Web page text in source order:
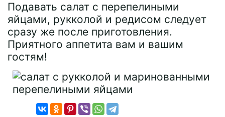
Подавать салат с перепелиными
яйцами, рукколой и редисом следует
сразу же после приготовления.
Приятного аппетита вам и вашим
гостям!